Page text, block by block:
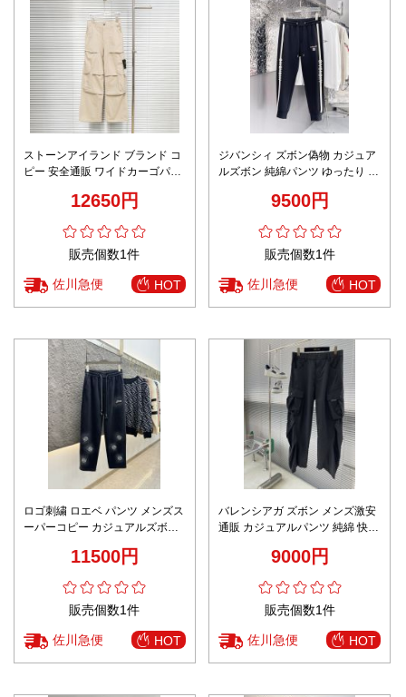
ストーンアイランド ブランド コ
ピー 安全通販 ワイドカーゴパン
12650円
販売個数1件
佐川急便 HOT
ジバンシィ ズボン偽物 カジュア
ルズボン 純綿パンツ ゆったり ラ
9500円
販売個数1件
佐川急便 HOT
ロゴ刺繍 ロエベ パンツ メンズス
ーパーコピー カジュアルズボン
11500円
販売個数1件
佐川急便 HOT
バレンシアガ ズボン メンズ激安
通販 カジュアルパンツ 純綿 快適
9000円
販売個数1件
佐川急便 HOT